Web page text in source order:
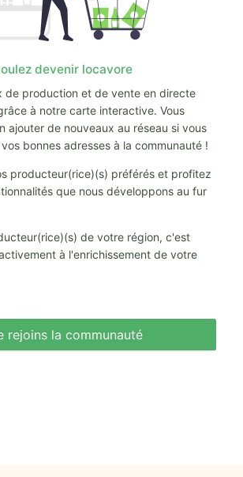
devenir locavore
de production et de vente en directe
à notre carte interactive. Vous
ajouter de nouveaux au réseau si vous
bonnes adresses à la communauté !
producteur(rice)(s) préférés et profitez
que nous développons au fur
de votre région, c'est
à l'enrichissement de votre
rejoins la communauté